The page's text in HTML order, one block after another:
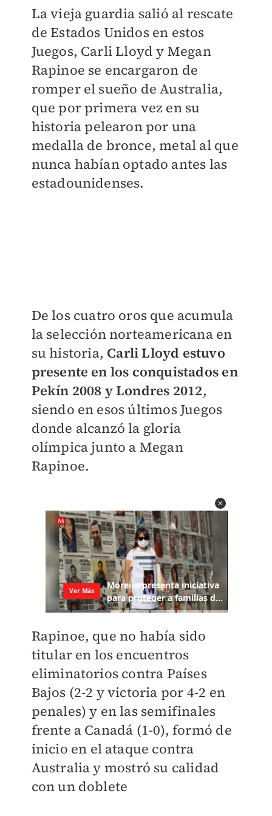
La vieja guardia salió al rescate
de Estados Unidos en estos
Juegos, Carli Lloyd y Megan
Rapinoe se encargaron de
romper el sueño de Australia,
que por primera vez en su
historia pelearon por una
medalla de bronce, metal al que
nunca habían optado antes las
estadounidenses.
De los cuatro oros que acumula
la selección norteamericana en
su historia, Carli Lloyd estuvo
presente en los conquistados en
Pekín 2008 y Londres 2012,
siendo en esos últimos Juegos
donde alcanzó la gloria
olímpica junto a Megan
Rapinoe.
Rapinoe, que no había sido
titular en los encuentros
eliminatorios contra Países
Bajos (2-2 y victoria por 4-2 en
penales) y en las semifinales
frente a Canadá (1-0), formó de
inicio en el ataque contra
Australia y mostró su calidad
con un doblete